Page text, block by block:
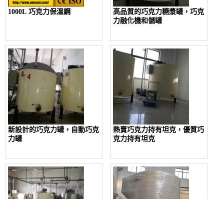
1000L 巧克力保溫鋼
高品質的巧克力糖漿罐，巧克
力融化機和儲罐
新設計的巧克力罐，自動巧克
力罐
熱賣巧克力持有坦克，優質巧
克力持有坦克